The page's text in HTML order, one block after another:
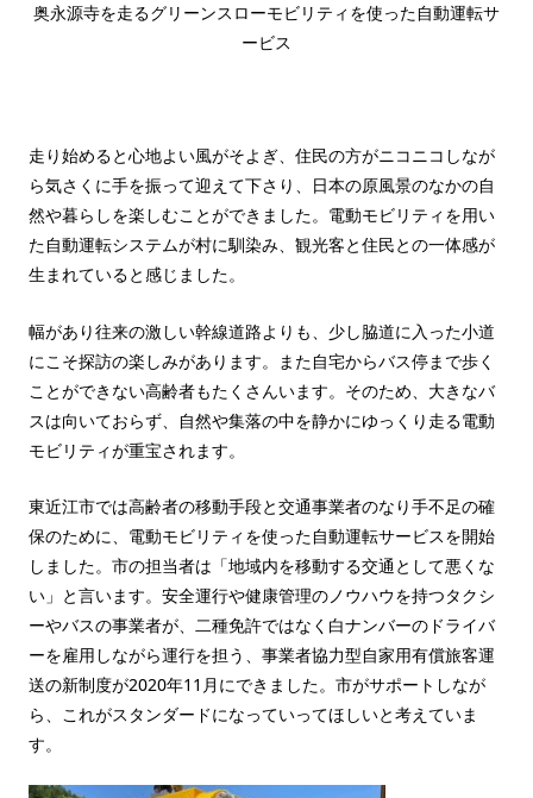
奥永源寺を走るグリーンスローモビリティを使った自動運転サ
ービス
走り始めると心地よい風がそよぎ、住民の方がニコニコしなが
ら気さくに手を振って迎えて下さり、日本の原風景のなかの自
然や暮らしを楽しむことができました。電動モビリティを用い
た自動運転システムが村に馴染み、観光客と住民との一体感が
生まれていると感じました。
幅があり往来の激しい幹線道路よりも、少し脇道に入った小道
にこそ探訪の楽しみがあります。また自宅からバス停まで歩く
ことができない高齢者もたくさんいます。そのため、大きなバ
スは向いておらず、自然や集落の中を静かにゆっくり走る電動
モビリティが重宝されます。
東近江市では高齢者の移動手段と交通事業者のなり手不足の確
保のために、電動モビリティを使った自動運転サービスを開始
しました。市の担当者は「地域内を移動する交通として悪くな
い」と言います。安全運行や健康管理のノウハウを持つタクシ
ーやバスの事業者が、二種免許ではなく白ナンバーのドライバ
ーを雇用しながら運行を担う、事業者協力型自家用有償旅客運
送の新制度が2020年11月にできました。市がサポートしなが
ら、これがスタンダードになっていってほしいと考えていま
す。